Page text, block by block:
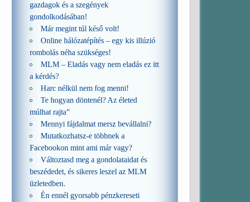
gazdagok és a szegények
gondolkodásában!
Már megint túl késő volt!
Online hálózatépítés – egy kis illúzió
rombolás néha szükséges!
MLM – Eladás vagy nem eladás ez itt
a kérdés?
Harc nélkül nem fog menni!
Te hogyan döntenél? Az életed
múlhat rajta”
Mennyi fájdalmat mersz bevállalni?
Mutatkozhatsz-e többnek a
Facebookon mint ami már vagy?
Változtasd meg a gondolataidat és
beszédedet, és sikeres leszel az MLM
üzletedben.
Én ennél gyorsabb pénzkereseti